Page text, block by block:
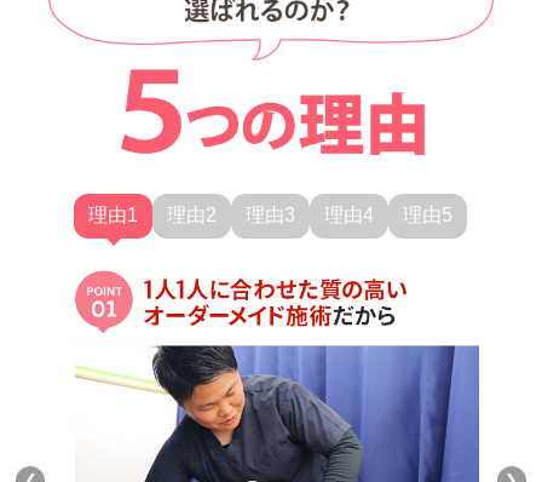
理由1 理由2 理由3 理由4 理由5